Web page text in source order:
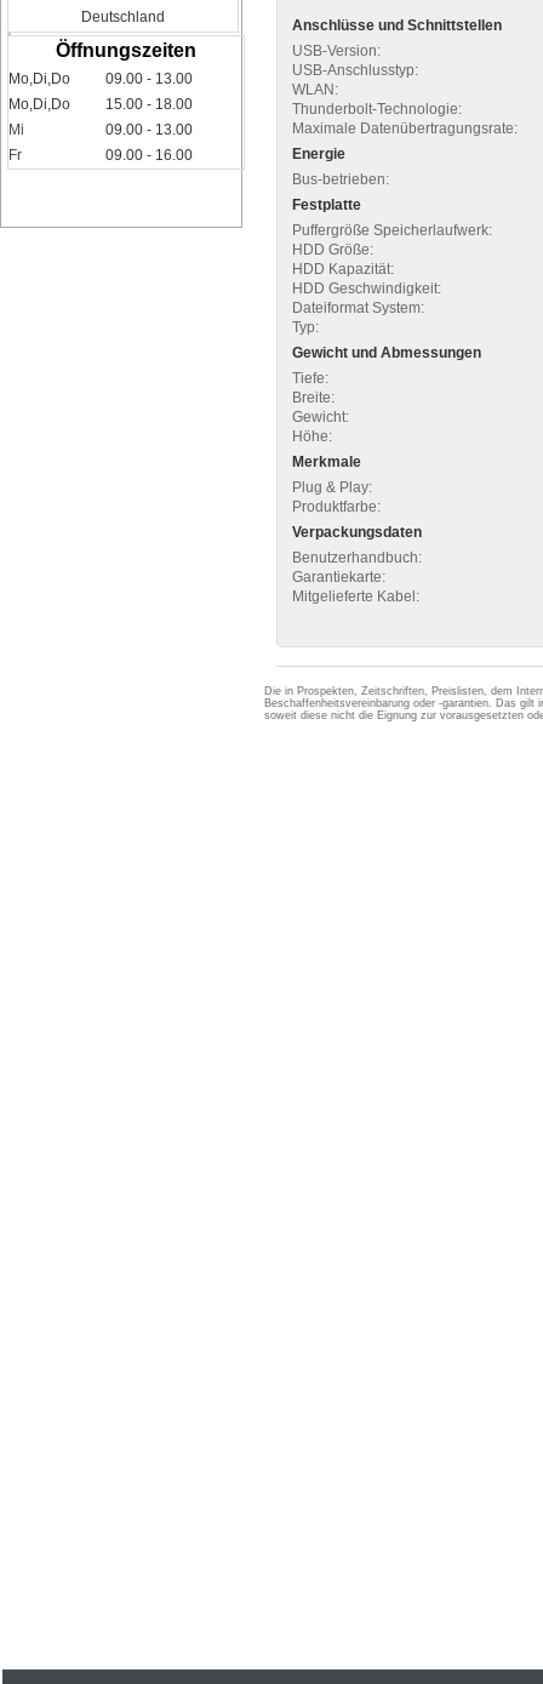
Deutschland
Öffnungszeiten
Mo,Di,Do
09.00 - 13.00
Mo,Di,Do
15.00 - 18.00
Mi
09.00 - 13.00
Fr
09.00 - 16.00
Anschlüsse und Schnittstellen
USB-Version:
USB-Anschlusstyp:
WLAN:
Thunderbolt-Technologie:
Maximale Datenübertragungsrate:
Energie
Bus-betrieben:
Festplatte
Puffergröße Speicherlaufwerk:
HDD Größe:
HDD Kapazität:
HDD Geschwindigkeit:
Dateiformat System:
Typ:
Gewicht und Abmessungen
Tiefe:
Breite:
Gewicht:
Höhe:
Merkmale
Plug & Play:
Produktfarbe:
Verpackungsdaten
Benutzerhandbuch:
Garantiekarte:
Mitgelieferte Kabel:
Die in Prospekten, Zeitschriften, Preislisten, dem
Beschaffenheitsvereinbarung oder -garantien. Das
soweit diese nicht die Eignung zur vorausgesetzten